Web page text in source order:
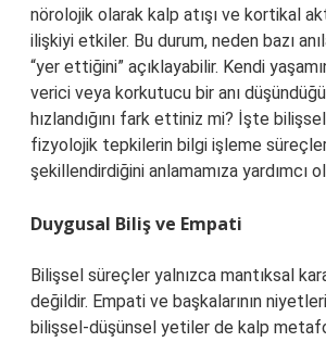
nörolojik olarak kalp atışı ve kortikal
ilişkiyi etkiler. Bu durum, neden bazı
“yer ettiğini” açıklayabilir. Kendi
verici veya korkutucu bir anı
hızlandığını fark ettiniz mi? İşte
fizyolojik tepkilerin bilgi işleme
şekillendirdiğini anlamamıza yardımcı
Duygusal Biliş ve Empati
Bilişsel süreçler yalnızca mantıksal
değildir. Empati ve başkalarının
bilişsel-düşünsel yetiler de kalp